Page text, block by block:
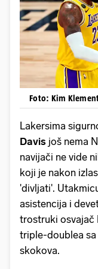
Foto: Kim
Lakersima
Davis još nema
navijači ne vide
koji je nakon
'divljati'.
asistencija i
trostruki osvajač
triple-doublea sa
skokova.